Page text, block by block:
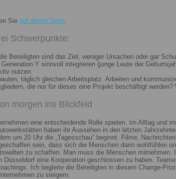
Sie auf dieser Seite.
Schwerpunkte:
Beteiligten sind das Ziel, weniger Ursachen oder gar
Y sinnvoll integrieren (junge Leute der
nutzen
täglich gleichen Arbeitsplatz. Arbeiten und
die nur für dieses eine Projekt beschäftigt
morgen ins Blickfeld
eine entscheidende Rolle spielen. Im Alltag
haben ihr Aussehen in den letzten
um 20 Uhr die „Tagesschau“ beginnt. Filme,
sein, dass sich die Menschen darin wohlfühlen
zu schaffen. Man muss die Menschen
Düsseldorf eine Kooperation geschlossen zu haben.
Ich begleite die Beteiligten in diesem Change-
zu steigern.